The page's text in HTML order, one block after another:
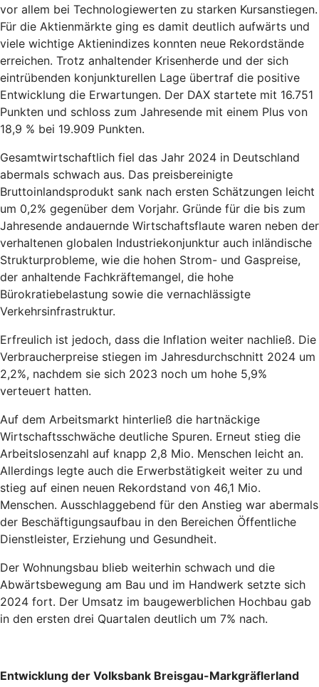
vor allem bei Technologiewerten zu starken Kursanstiegen.
Für die Aktienmärkte ging es damit deutlich aufwärts und
viele wichtige Aktienindizes konnten neue Rekordstände
erreichen. Trotz anhaltender Krisenherde und der sich
eintrübenden konjunkturellen Lage übertraf die positive
Entwicklung die Erwartungen. Der DAX startete mit 16.751
Punkten und schloss zum Jahresende mit einem Plus von
18,9 % bei 19.909 Punkten.
Gesamtwirtschaftlich fiel das Jahr 2024 in Deutschland
abermals schwach aus. Das preisbereinigte
Bruttoinlandsprodukt sank nach ersten Schätzungen leicht
um 0,2% gegenüber dem Vorjahr. Gründe für die bis zum
Jahresende andauernde Wirtschaftsflaute waren neben der
verhaltenen globalen Industriekonjunktur auch inländische
Strukturprobleme, wie die hohen Strom- und Gaspreise,
der anhaltende Fachkräftemangel, die hohe
Bürokratiebelastung sowie die vernachlässigte
Verkehrsinfrastruktur.
Erfreulich ist jedoch, dass die Inflation weiter nachließ. Die
Verbraucherpreise stiegen im Jahresdurchschnitt 2024 um
2,2%, nachdem sie sich 2023 noch um hohe 5,9%
verteuert hatten.
Auf dem Arbeitsmarkt hinterließ die hartnäckige
Wirtschaftsschwäche deutliche Spuren. Erneut stieg die
Arbeitslosenzahl auf knapp 2,8 Mio. Menschen leicht an.
Allerdings legte auch die Erwerbstätigkeit weiter zu und
stieg auf einen neuen Rekordstand von 46,1 Mio.
Menschen. Ausschlaggebend für den Anstieg war abermals
der Beschäftigungsaufbau in den Bereichen Öffentliche
Dienstleister, Erziehung und Gesundheit.
Der Wohnungsbau blieb weiterhin schwach und die
Abwärtsbewegung am Bau und im Handwerk setzte sich
2024 fort. Der Umsatz im baugewerblichen Hochbau gab
in den ersten drei Quartalen deutlich um 7% nach.
Entwicklung der Volksbank Breisgau-Markgräflerland